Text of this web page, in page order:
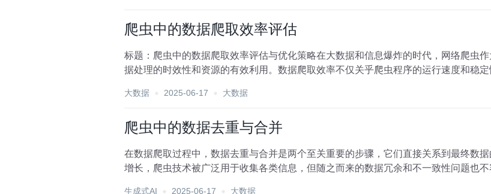
爬虫中的数据爬取效率评估
标题：爬虫中的数据爬取效率评估与优化策略在大数据和信息爆炸的时代，网络爬虫
据处理的时效性和资源的有效利用。数据爬取效率不仅关乎爬虫程序的运行速度和稳
大数据 2025-06-17 大数据
爬虫中的数据去重与合并
在数据爬取过程中，数据去重与合并是两个至关重要的步骤，它们直接关系到最终数
增长，爬虫技术被广泛用于收集各类信息，但随之而来的数据冗余和不一致性问题也
生成式AI 2025-06-17 大数据